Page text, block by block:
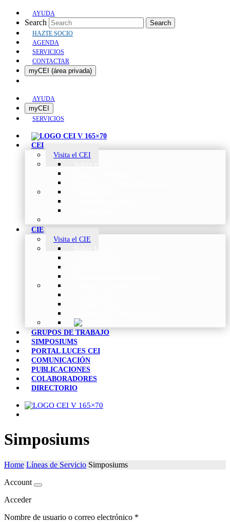
AYUDA
Search Search
HAZTE SOCIO
AGENDA
SERVICIOS
CONTACTAR
myCEI (área privada)
AYUDA
myCEI
SERVICIOS
CEI
Visita el CEI
CIE
Visita el CIE
GRUPOS DE TRABAJO
SIMPOSIUMS
PORTAL LUCES CEI
COMUNICACIÓN
PUBLICACIONES
COLABORADORES
DIRECTORIO
Simposiums
Home Líneas de Servicio Simposiums
Account
Acceder
Nombre de usuario o correo electrónico *